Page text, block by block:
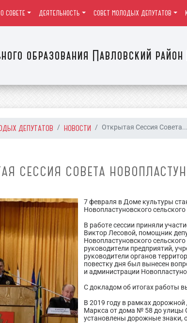
образования Павловский
О СОВЕТЕ ДЕЯТЕЛЬНОСТЬ СОВЕТ МОЛОДЫХ ДЕПУТАТОВ
ДЕПУТАТОВ НОВОСТИ Открытая Сессия Совета...
СЕССИЯ СОВЕТА
7 февраля в Доме культуры
Новопластуновского
В работе сессии приняли
Виктор Лесовой, помощник
Новопластуновского
руководители предприятий,
руководители органов
повестку дня был вынесен
и администрации
С докладом об итогах работы
В 2019 году в рамках
Маркса от дома № 58 до улицы
установлены дорожные знаки,